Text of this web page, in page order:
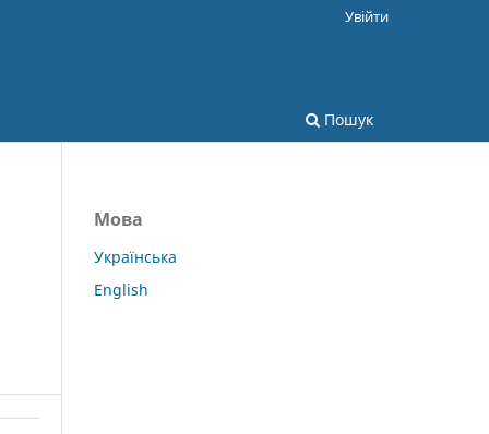
Пошук
Увійти
Мова
Українська
English